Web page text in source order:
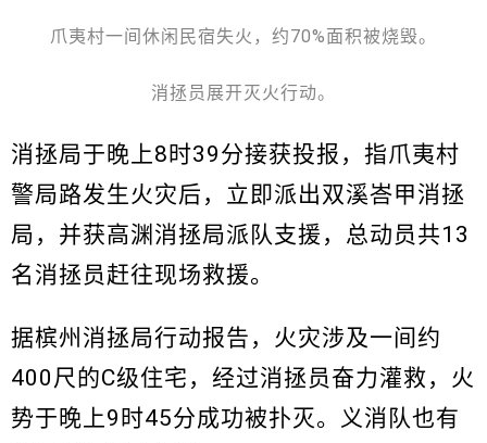
爪夷村一间休闲民宿失火，约70%面积被烧毁。
消拯员展开灭火行动。
消拯局于晚上8时39分接获投报，指爪夷村
警局路发生火灾后，立即派出双溪峇甲消拯
局，并获高渊消拯局派队支援，总动员共13
名消拯员赶往现场救援。
据槟州消拯局行动报告，火灾涉及一间约
400尺的C级住宅，经过消拯员奋力灌救，火
势于晚上9时45分成功被扑灭。义消队也有